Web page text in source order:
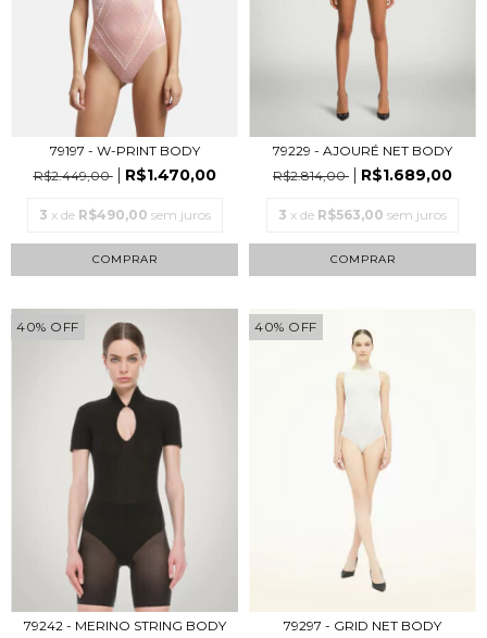
79197 - W-PRINT BODY
R$2.449,00
R$1.470,00
3 x de R$490,00 sem juros
COMPRAR
79229 - AJOURÉ NET BODY
R$2.814,00
R$1.689,00
3 x de R$563,00 sem juros
COMPRAR
40% OFF
79242 - MERINO STRING BODY
40% OFF
79297 - GRID NET BODY